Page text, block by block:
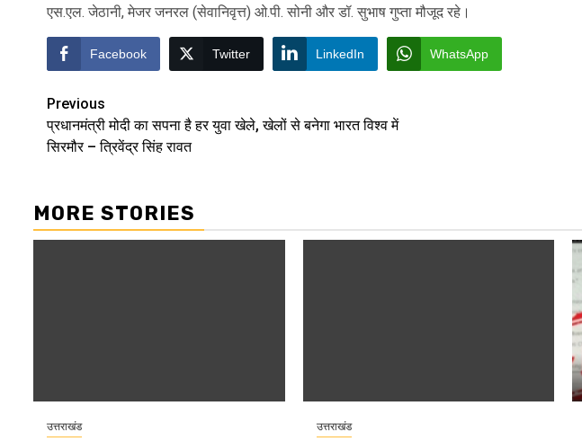
एस.एल. जेठानी, मेजर जनरल (सेवानिवृत्त) ओ.पी. सोनी और डॉ. सुभाष गुप्ता मौजूद रहे।
Facebook Twitter LinkedIn WhatsApp
Post
navigation
Previous
प्रधानमंत्री मोदी का सपना है हर युवा खेले, खेलों से बनेगा भारत विश्व में
सिरमौर – त्रिवेंद्र सिंह रावत
MORE STORIES
उत्तराखंड उत्तराखंड